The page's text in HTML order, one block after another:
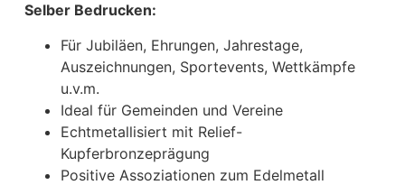
Selber Bedrucken:
Für Jubiläen, Ehrungen, Jahrestage,
Auszeichnungen, Sportevents, Wettkämpfe
u.v.m.
Ideal für Gemeinden und Vereine
Echtmetallisiert mit Relief-
Kupferbronzeprägung
Positive Assoziationen zum Edelmetall